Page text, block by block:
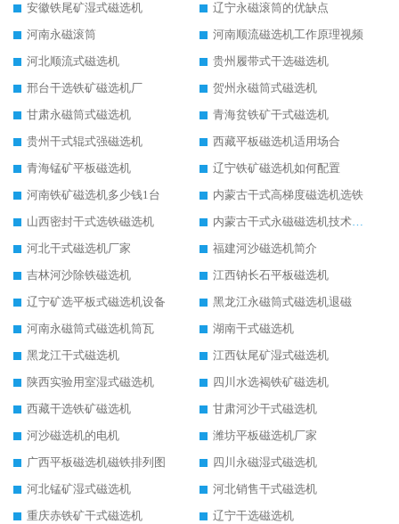
安徽铁尾矿湿式磁选机
辽宁永磁滚筒的优缺点
河南永磁滚筒
河南顺流磁选机工作原理视频
河北顺流式磁选机
贵州履带式干选磁选机
邢台干选铁矿磁选机厂
贺州永磁筒式磁选机
甘肃永磁筒式磁选机
青海贫铁矿干式磁选机
贵州干式辊式强磁选机
西藏平板磁选机适用场合
青海锰矿平板磁选机
辽宁铁矿磁选机如何配置
河南铁矿磁选机多少钱1台
内蒙古干式高梯度磁选机选铁
山西密封干式选铁磁选机
内蒙古干式永磁磁选机技术要求
河北干式磁选机厂家
福建河沙磁选机简介
吉林河沙除铁磁选机
江西钠长石平板磁选机
辽宁矿选平板式磁选机设备
黑龙江永磁筒式磁选机退磁
河南永磁筒式磁选机筒瓦
湖南干式磁选机
黑龙江干式磁选机
江西钛尾矿湿式磁选机
陕西实验用室湿式磁选机
四川水选褐铁矿磁选机
西藏干选铁矿磁选机
甘肃河沙干式磁选机
河沙磁选机的电机
潍坊平板磁选机厂家
广西平板磁选机磁铁排列图
四川永磁湿式磁选机
河北锰矿湿式磁选机
河北销售干式磁选机
重庆赤铁矿干式磁选机
辽宁干选磁选机